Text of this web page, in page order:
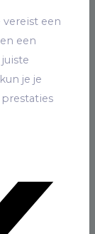
een
een
je je